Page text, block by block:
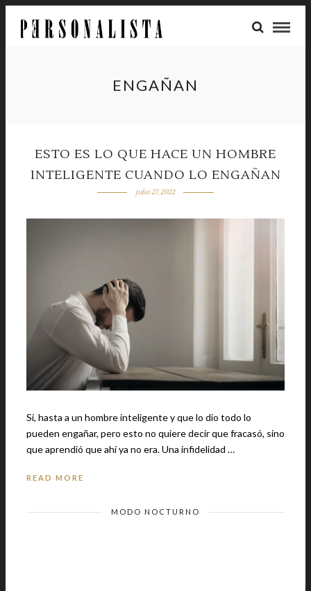
ENGAÑAN
ESTO ES LO QUE HACE UN HOMBRE
INTELIGENTE CUANDO LO ENGAÑAN
julio 27, 2022
Sí, hasta a un hombre inteligente y que lo dio todo lo
pueden engañar, pero esto no quiere decir que fracasó, sino
que aprendió que ahí ya no era. Una infidelidad …
READ MORE
MODO NOCTURNO